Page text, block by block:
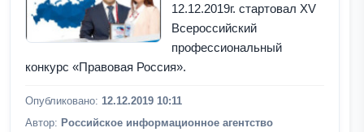
12.12.2019г. стартовал XV
Всероссийский
профессиональный
конкурс «Правовая Россия».
Опубликовано: 12.12.2019 10:11
Автор: Российское информационное агентство